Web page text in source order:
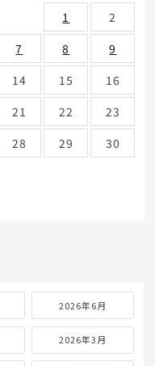
1
2
7 8
9
14 15
16
21 22
23
28 29
30
2026年6月
2026年3月